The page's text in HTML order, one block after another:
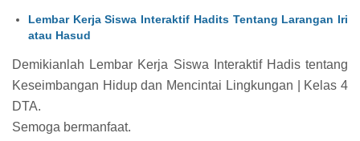
Lembar Kerja Siswa Interaktif Hadits Tentang Larangan Iri
atau Hasud
Demikianlah Lembar Kerja Siswa Interaktif Hadis tentang
Keseimbangan Hidup dan Mencintai Lingkungan | Kelas 4
DTA.
Semoga bermanfaat.